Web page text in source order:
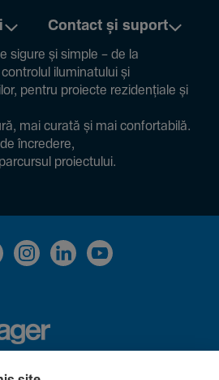
Contact și suport
sigure și simple – de la
ilumi­na­tului și
pentru proiecte rezi­den­țiale și
mai curată și mai confor­ta­bilă.
încre­dere,
proiec­tului.